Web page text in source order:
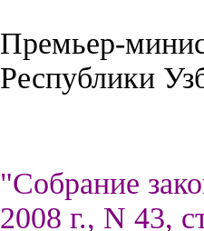
Премьер-
"Собрание
2008 г., N 43,